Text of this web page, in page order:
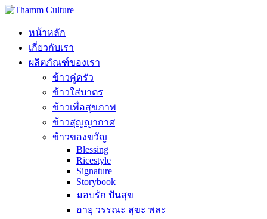
หน้าหลัก
เกี่ยวกับเรา
ผลิตภัณฑ์ของเรา
ข้าวคู่ครัว
ข้าวใส่บาตร
ข้าวเพื่อสุขภาพ
ข้าวสุญญากาศ
ข้าวของขวัญ
Blessing
Ricestyle
Signature
Storybook
มอบรัก ปันสุข
อายุ วรรณะ สุขะ พละ